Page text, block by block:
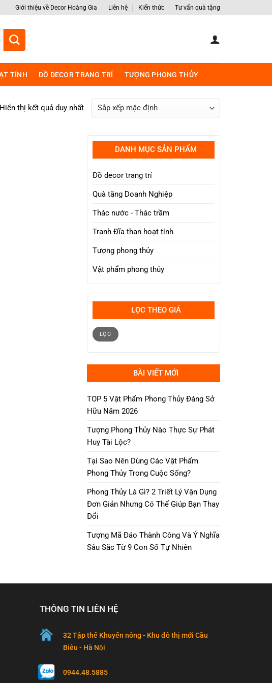
Giới thiệu về Decor Hoàng Gia Liên hệ Kiến thức Tư vấn quà tặng
TÍNH ĐỒ DECOR TRANG TRÍ TƯỢNG PHONG THỦY
Hiển thị kết quả duy nhất
DANH MỤC SẢN PHẨM
Đồ decor trang trí
Quà tặng Doanh Nghiệp
Thác nước - Thác trầm
Tranh Đĩa than hoạt tính
Tượng phong thủy
Vật phẩm phong thủy
LỌC THEO GIÁ
Giá
tối
thiểu
Giá
tối
đa
LỌC
BÀI VIẾT MỚI
TOP 5 Vật Phẩm Phong Thủy Đáng Sở
Hữu Năm 2026
Tượng Phong Thủy Nào Thực Sự Phát
Huy Tài Lộc?
Tại Sao Nên Dùng Các Vật Phẩm
Phong Thủy Trong Cuộc Sống?
Phong Thủy Là Gì? 2 Triết Lý Vận Dụng
Đơn Giản Nhưng Có Thể Giúp Bạn Thay
Đổi
Tượng Mã Đáo Thành Công Và Ý Nghĩa
Sâu Sắc Từ 9 Con Số Tự Nhiên
THÔNG TIN LIÊN HỆ
32 Tập thể Khuyến nông - Khu đô thị mới Cầu
Biêu - Hà Nội
0944.48.5885